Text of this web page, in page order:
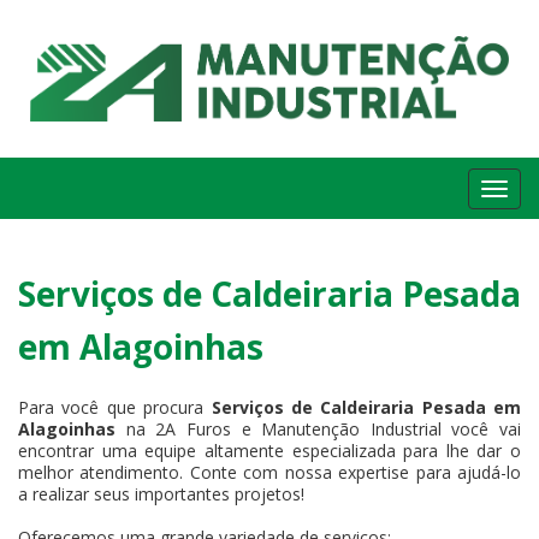
Serviços de Caldeiraria Pesada
em Alagoinhas
Para você que procura Serviços de Caldeiraria Pesada em
Alagoinhas na 2A Furos e Manutenção Industrial você vai
encontrar uma equipe altamente especializada para lhe dar o
melhor atendimento. Conte com nossa expertise para ajudá-lo
a realizar seus importantes projetos!